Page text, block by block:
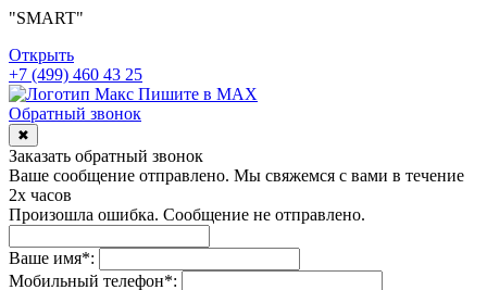
"SMART"
Открыть
+7 (499) 460 43 25
Пишите в MAX
Обратный звонок
✖
Заказать обратный звонок
Ваше сообщение отправлено. Мы свяжемся с вами в течение
2х часов
Произошла ошибка. Сообщение не отправлено.
Ваше имя*:
Мобильный телефон*: